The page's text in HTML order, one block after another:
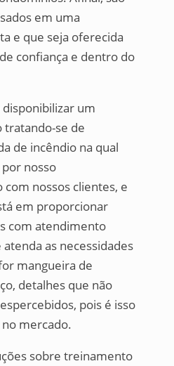
em uma
e que seja oferecida
confiança e dentro do
um
se de
de incêndio na qual
nosso
nossos clientes, e
em proporcionar
com atendimento
as necessidades
mangueira de
detalhes que não
pois é isso
mercado.
sobre treinamento